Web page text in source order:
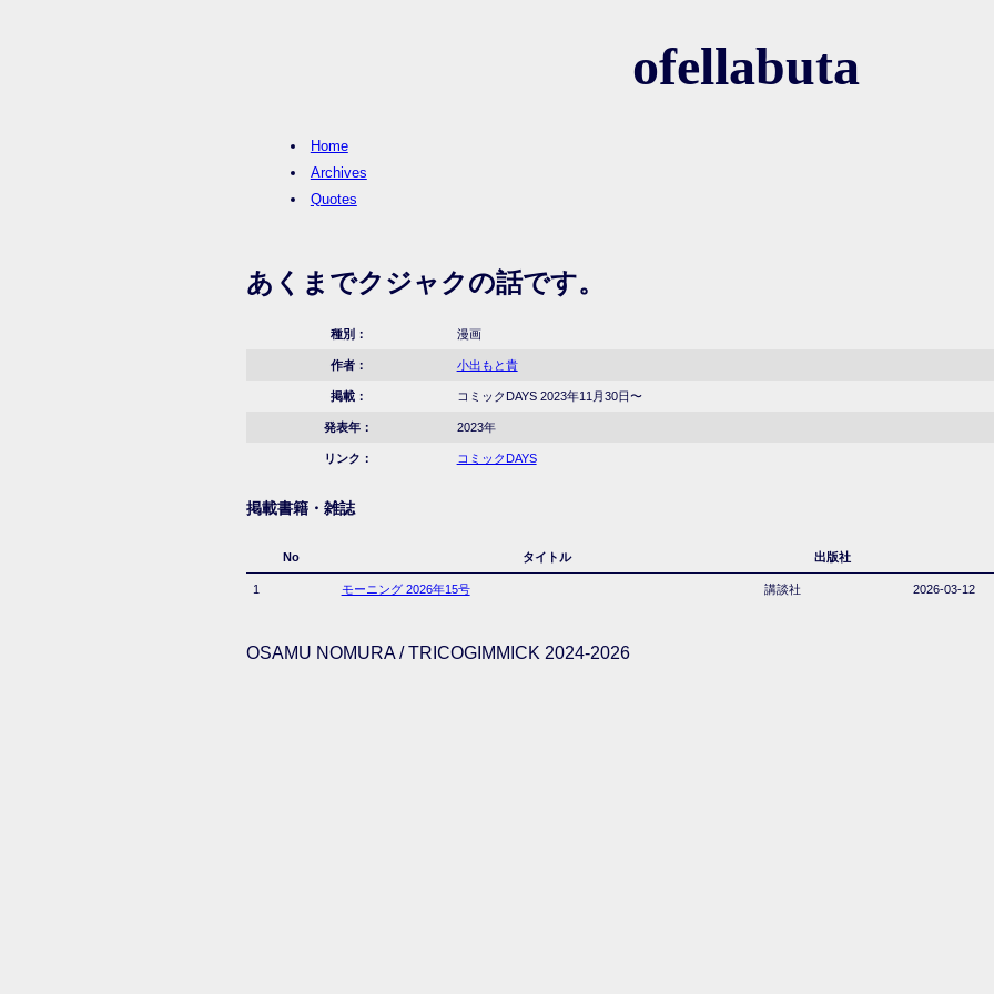
ofellabuta
Home
Archives
Quotes
あくまでクジャクの話です。
種別： 漫画
作者： 小出もと貴
掲載： コミックDAYS 2023年11月30日〜
発表年： 2023年
リンク： コミックDAYS
掲載書籍・雑誌
No タイトル 出版社
1 モーニング 2026年15号 講談社 2026-03-12
OSAMU NOMURA / TRICOGIMMICK 2024-2026